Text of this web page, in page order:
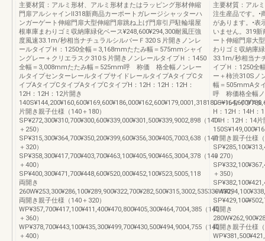
主要材質：アルミ形材、アルミ形材またはラッピング形材伸縮
門扉アルシャインⅡ318新商品カーポートガレージシャッターハ
ンガーゲート伸縮門扉大型伸縮門扉跳ね上げ門扉引戸駐輪場屋
根車庫まわりゴミ収納庫緑化ベース¥248,600¥294,300耐風圧強
度風速33.1m/秒相当ナチュラルシルバーＦ320Ｓ片開きノンレ
ールタイプＨ：1250全幅＝3,168mmたたみ幅＝575mmシャイ
ングレー＋クリエラスク310Ｓ片開きノンレールタイプＨ：1450
全幅＝3,008mmたたみ幅＝525mm呼 称価 格全幅ノンレー
ルタイプセンターレールタイプサイドレールタイプAタイプCタ
イプAタイプCタイプAタイプCタイプH：12H：12H：12H：
12H：12H：12片開き
片開き親子仕様（140＋180）
SP¥272,300¥310,700¥300,600¥339,000¥301,500¥339,9002,898（140
＋250）
SP¥315,300¥364,700¥350,200¥399,600¥356,300¥405,7003,638（140
＋320）
SP¥358,300¥417,700¥403,700¥463,100¥405,900¥465,3004,378（140
＋400）
SP¥400,300¥471,700¥448,600¥520,000¥452,100¥523,5005,118
両開き
両開き親子仕様（140＋320）
WP¥357,700¥417,100¥411,400¥470,800¥405,300¥464,7004,385（140
＋360）
WP¥378,700¥443,100¥435,300¥499,700¥430,500¥494,9004,755（140
＋400）
主要材質：アル
注生産品です。•
があります。•表
いません。319
ート伸縮門扉大
わりゴミ収納庫
33.1m/秒相当ナ
イプＨ：1250全
ー＋柿渋310Sノ
幅＝505mmAタ
呼 称価格全幅ノ
レールタイプAタ
H：12H：14H：
14H：12H：14片
片開き親子仕様
＋270）
＋350）
＋430）
両開き
両開き親子仕様